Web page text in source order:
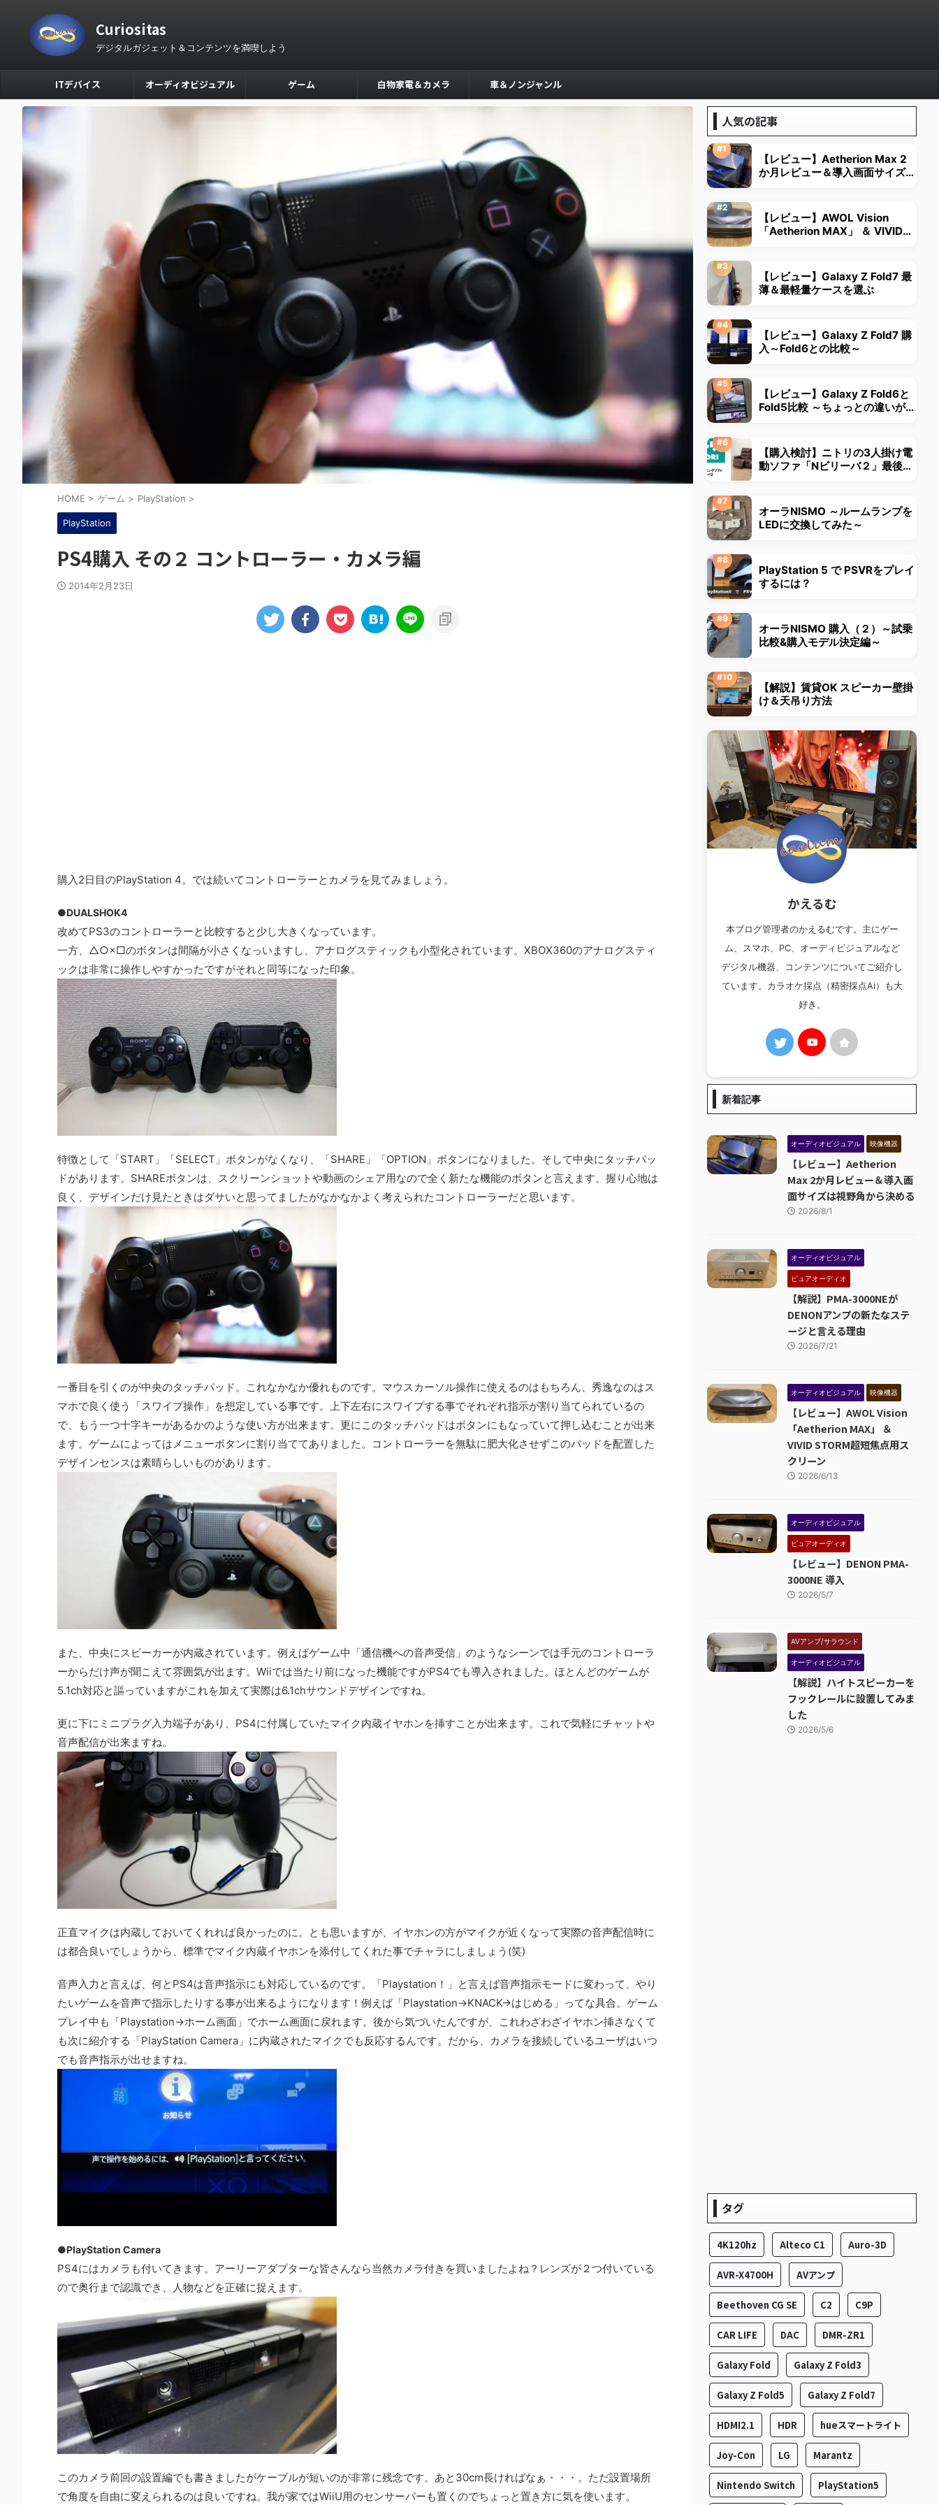
Curiositas
デジタルガジェット＆コンテンツを満喫しよう
ITデバイス オーディオビジュアル ゲーム 白物家電＆カメラ 車＆ノンジャンル
HOME > ゲーム > PlayStation >
PlayStation
PS4購入 その２ コントローラー・カメラ編
2014年2月23日
購入2日目のPlayStation 4。では続いてコントローラーとカメラを見てみましょう。
●DUALSHOK4
改めてPS3のコントローラーと比較すると少し大きくなっています。
一方、△○×□のボタンは間隔が小さくなっいますし、アナログスティックも小型化されています。XBOX360のアナログスティ
ックは非常に操作しやすかったですがそれと同等になった印象。
特徴として「START」「SELECT」ボタンがなくなり、「SHARE」「OPTION」ボタンになりました。そして中央にタッチパッ
ドがあります。SHAREボタンは、スクリーンショットや動画のシェア用なので全く新たな機能のボタンと言えます。握り心地は
良く、デザインだけ見たときはダサいと思ってましたがなかなかよく考えられたコントローラーだと思います。
一番目を引くのが中央のタッチパッド。これなかなか優れものです。マウスカーソル操作に使えるのはもちろん、秀逸なのはス
マホで良く使う「スワイプ操作」を想定している事です。上下左右にスワイプする事でそれぞれ指示が割り当てられているの
で、もう一つ十字キーがあるかのような使い方が出来ます。更にこのタッチパッドはボタンにもなっていて押し込むことが出来
ます。ゲームによってはメニューボタンに割り当ててありました。コントローラーを無駄に肥大化させずこのパッドを配置した
デザインセンスは素晴らしいものがあります。
また、中央にスピーカーが内蔵されています。例えばゲーム中「通信機への音声受信」のようなシーンでは手元のコントローラ
ーからだけ声が聞こえて雰囲気が出ます。Wiiでは当たり前になった機能ですがPS4でも導入されました。ほとんどのゲームが
5.1ch対応と謳っていますがこれを加えて実際は6.1chサウンドデザインですね。
更に下にミニプラグ入力端子があり、PS4に付属していたマイク内蔵イヤホンを挿すことが出来ます。これで気軽にチャットや
音声配信が出来ますね。
正直マイクは内蔵しておいてくれれば良かったのに。とも思いますが、イヤホンの方がマイクが近くなって実際の音声配信時に
は都合良いでしょうから、標準でマイク内蔵イヤホンを添付してくれた事でチャラにしましょう(笑)
音声入力と言えば、何とPS4は音声指示にも対応しているのです。「Playstation！」と言えば音声指示モードに変わって、やり
たいゲームを音声で指示したりする事が出来るようになります！例えば「Playstation→KNACK→はじめる」ってな具合。ゲーム
プレイ中も「Playstation→ホーム画面」でホーム画面に戻れます。後から気づいたんですが、これわざわざイヤホン挿さなくて
も次に紹介する「PlayStation Camera」に内蔵されたマイクでも反応するんです。だから、カメラを接続しているユーザはいつ
でも音声指示が出せますね。
●PlayStation Camera
PS4にはカメラも付いてきます。アーリーアダプターな皆さんなら当然カメラ付きを買いましたよね？レンズが２つ付いている
ので奥行まで認識でき、人物などを正確に捉えます。
このカメラ前回の設置編でも書きましたがケーブルが短いのが非常に残念です。あと30cm長ければなぁ・・・。ただ設置場所
で角度を自由に変えられるのは良いですね。我が家ではWiiU用のセンサーバーも置くのでちょっと置き方に気を使います。
人気の記事
【レビュー】Aetherion Max 2
か月レビュー＆導入画面サイズは
【レビュー】AWOL Vision
「Aetherion MAX」 ＆ VIVID
【レビュー】Galaxy Z Fold7 最
薄＆最軽量ケースを選ぶ
【レビュー】Galaxy Z Fold7 購
入～Fold6との比較～
【レビュー】Galaxy Z Fold6と
Fold5比較 ～ちょっとの違いが大
【購入検討】ニトリの3人掛け電
動ソファ「Nビリーバ２」最後ま
オーラNISMO ～ルームランプを
LEDに交換してみた～
PlayStation 5 で PSVRをプレイ
するには？
オーラNISMO 購入（２）～試乗
比較&購入モデル決定編～
【解説】賃貸OK スピーカー壁掛
け＆天吊り方法
かえるむ
本ブログ管理者のかえるむです。主にゲー
ム、スマホ、PC、オーディビジュアルなど
デジタル機器、コンテンツについてご紹介し
ています。カラオケ採点（精密採点Ai）も大
好き。
新着記事
オーディオビジュアル 映像機器
【レビュー】Aetherion
Max 2か月レビュー＆導入画
面サイズは視野角から決める
2026/8/1
オーディオビジュアル
ピュアオーディオ
【解説】PMA-3000NEが
DENONアンプの新たなステ
ージと言える理由
2026/7/21
オーディオビジュアル 映像機器
【レビュー】AWOL Vision
「Aetherion MAX」 ＆
VIVID STORM超短焦点用ス
クリーン
2026/6/13
オーディオビジュアル
ピュアオーディオ
【レビュー】DENON PMA-
3000NE 導入
2026/5/7
AVアンプ/サラウンド
オーディオビジュアル
【解説】ハイトスピーカーを
フックレールに設置してみま
した
2026/5/6
タグ
4K120hz Alteco C1 Auro-3D
AVR-X4700H AVアンプ
Beethoven CG SE C2 C9P
CAR LIFE DAC DMR-ZR1
Galaxy Fold Galaxy Z Fold3
Galaxy Z Fold5 Galaxy Z Fold7
HDMI2.1 HDR hueスマートライト
Joy-Con LG Marantz
Nintendo Switch PlayStation5